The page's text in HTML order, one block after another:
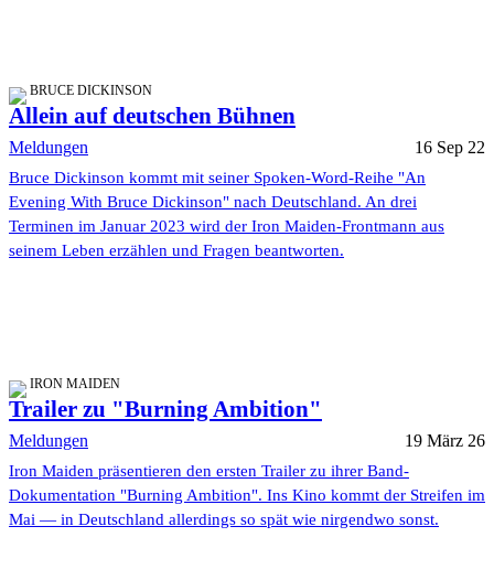
BRUCE DICKINSON
Allein auf deutschen Bühnen
Meldungen 16 Sep 22
Bruce Dickinson kommt mit seiner Spoken-Word-Reihe "An
Evening With Bruce Dickinson" nach Deutschland. An drei
Terminen im Januar 2023 wird der Iron Maiden-Frontmann aus
seinem Leben erzählen und Fragen beantworten.
IRON MAIDEN
Trailer zu "Burning Ambition"
Meldungen 19 März 26
Iron Maiden präsentieren den ersten Trailer zu ihrer Band-
Dokumentation "Burning Ambition". Ins Kino kommt der Streifen im
Mai — in Deutschland allerdings so spät wie nirgendwo sonst.